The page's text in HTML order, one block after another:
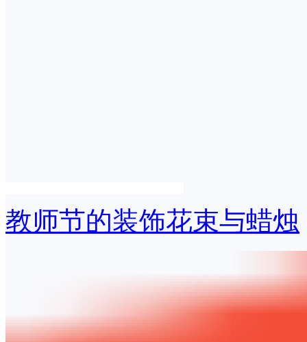
教师节的装饰花束与蜡烛